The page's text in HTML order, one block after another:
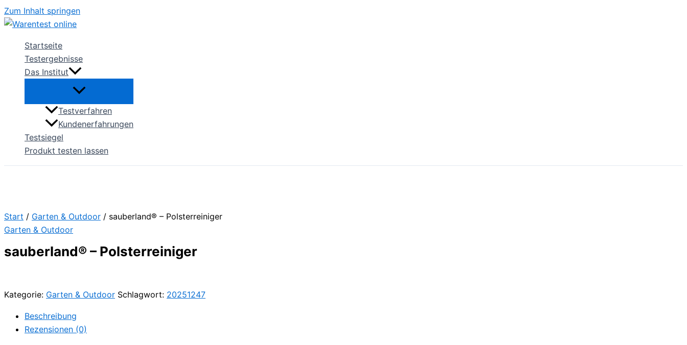
Zum Inhalt springen
Startseite
Testergebnisse
Das Institut
Testverfahren
Kundenerfahrungen
Testsiegel
Produkt testen lassen
Start / Garten & Outdoor / sauberland® – Polsterreiniger
Garten & Outdoor
sauberland® – Polsterreiniger
Kategorie: Garten & Outdoor Schlagwort: 20251247
Beschreibung
Rezensionen (0)